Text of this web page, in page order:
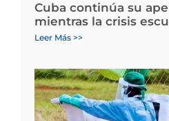
Cuba continúa su
mientras la crisis
Leer Más >>